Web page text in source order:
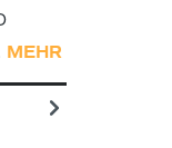
MEHR